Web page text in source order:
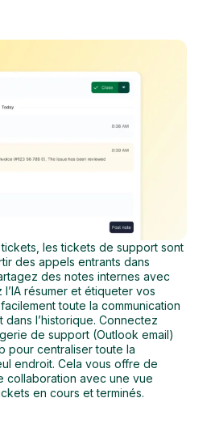
les tickets de support sont
des appels entrants dans
des notes internes avec
résumer et étiqueter vos
toute la communication
l’historique. Connectez
de support (Outlook email)
pour centraliser toute la
endroit. Cela vous offre de
collaboration avec une vue
en cours et terminés.